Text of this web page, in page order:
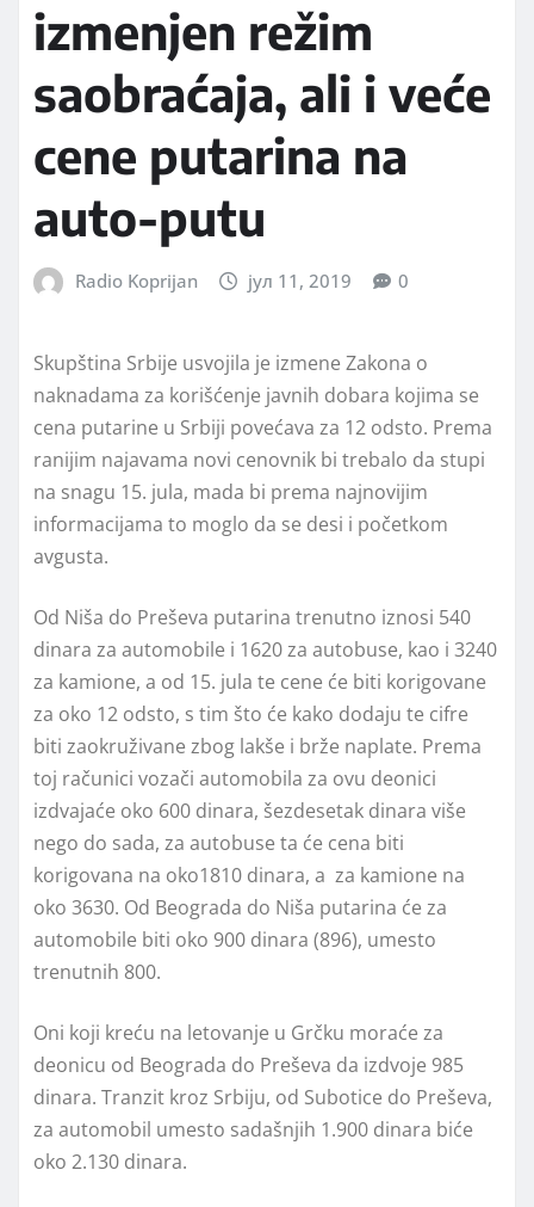
izmenjen režim
saobraćaja, ali i veće
cene putarina na
auto-putu
Radio Koprijan јул 11, 2019 0
Skupština Srbije usvojila je izmene Zakona o
naknadama za korišćenje javnih dobara kojima se
cena putarine u Srbiji povećava za 12 odsto. Prema
ranijim najavama novi cenovnik bi trebalo da stupi
na snagu 15. jula, mada bi prema najnovijim
informacijama to moglo da se desi i početkom
avgusta.
Od Niša do Preševa putarina trenutno iznosi 540
dinara za automobile i 1620 za autobuse, kao i 3240
za kamione, a od 15. jula te cene će biti korigovane
za oko 12 odsto, s tim što će kako dodaju te cifre
biti zaokruživane zbog lakše i brže naplate. Prema
toj računici vozači automobila za ovu deonici
izdvajaće oko 600 dinara, šezdesetak dinara više
nego do sada, za autobuse ta će cena biti
korigovana na oko1810 dinara, a za kamione na
oko 3630. Od Beograda do Niša putarina će za
automobile biti oko 900 dinara (896), umesto
trenutnih 800.
Oni koji kreću na letovanje u Grčku moraće za
deonicu od Beograda do Preševa da izdvoje 985
dinara. Tranzit kroz Srbiju, od Subotice do Preševa,
za automobil umesto sadašnjih 1.900 dinara biće
oko 2.130 dinara.